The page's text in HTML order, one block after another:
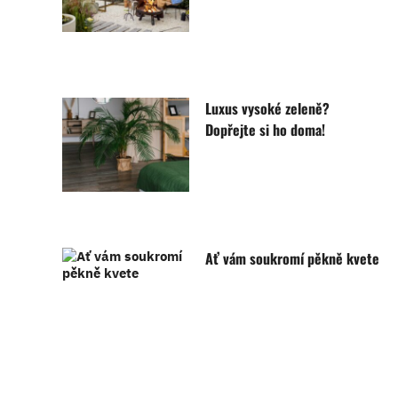
Luxus vysoké zeleně?
Dopřejte si ho doma!
Ať vám soukromí pěkně kvete